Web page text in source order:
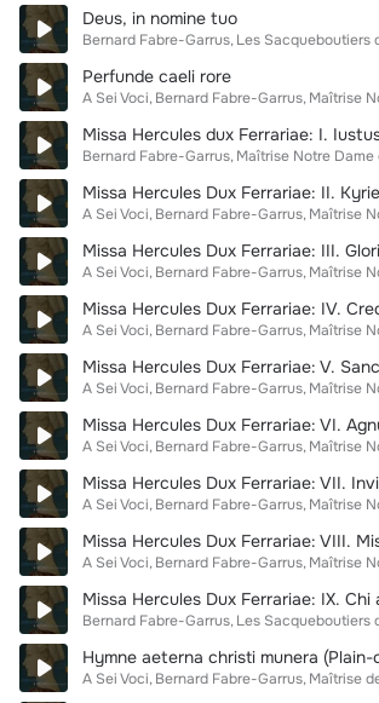
Deus, in nomine tuo
Bernard Fabre-Garrus Les Sacqueboutiers
Perfunde caeli rore
A Sei Voci Bernard Fabre-Garrus Maîtrise
Missa Hercules dux Ferrariae: I.
Bernard Fabre-Garrus Maîtrise Notre Dame
A Sei Voci Bernard Fabre-Garrus Maîtrise
Missa Hercules Dux Ferrariae: III.
A Sei Voci Bernard Fabre-Garrus Maîtrise
Missa Hercules Dux Ferrariae: IV.
A Sei Voci Bernard Fabre-Garrus Maîtrise
A Sei Voci Bernard Fabre-Garrus Maîtrise
Missa Hercules Dux Ferrariae: VI.
A Sei Voci Bernard Fabre-Garrus Maîtrise
A Sei Voci Bernard Fabre-Garrus Maîtrise
A Sei Voci Bernard Fabre-Garrus Maîtrise
Bernard Fabre-Garrus Les Sacqueboutiers
Hymne aeterna christi munera (Plain-
A Sei Voci Bernard Fabre-Garrus Maîtrise